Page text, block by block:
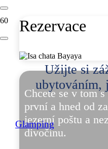
Užijte si
ubytováním,
Glamping
Rezervace
Chcete se v tom
první a hned od
jezerní poštu a
divočinu.